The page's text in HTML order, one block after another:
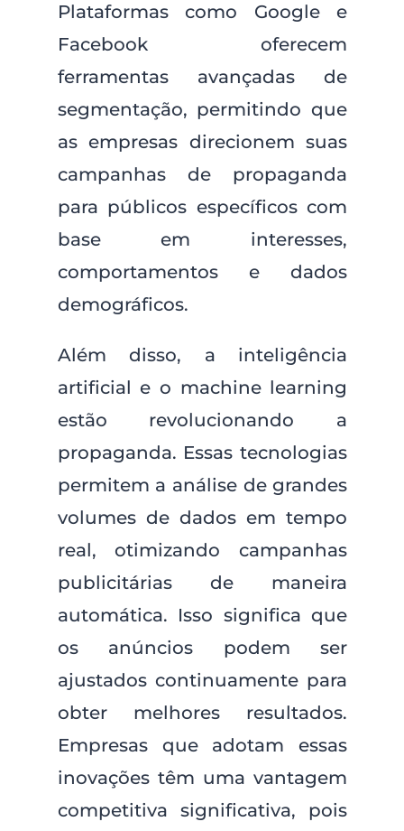
Plataformas como Google e
Facebook oferecem
ferramentas avançadas de
segmentação, permitindo que
as empresas direcionem suas
campanhas de propaganda
para públicos específicos com
base em interesses,
comportamentos e dados
demográficos.
Além disso, a inteligência
artificial e o machine learning
estão revolucionando a
propaganda. Essas tecnologias
permitem a análise de grandes
volumes de dados em tempo
real, otimizando campanhas
publicitárias de maneira
automática. Isso significa que
os anúncios podem ser
ajustados continuamente para
obter melhores resultados.
Empresas que adotam essas
inovações têm uma vantagem
competitiva significativa, pois